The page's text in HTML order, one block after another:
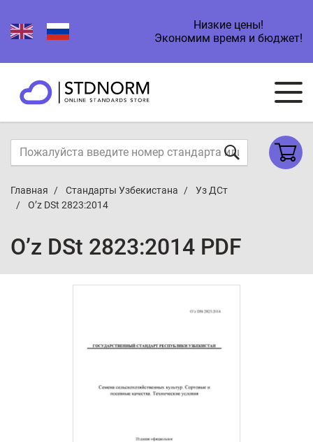
Низкие цены!
Экономим время и бюджет!
Главная Стандарты Узбекистана
Уз ДСт
O’z DSt 2823:2014
O’z DSt 2823:2014 PDF